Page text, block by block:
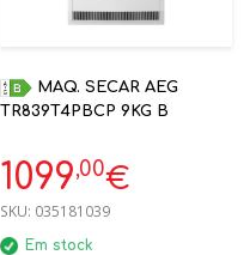
TR839T4PBCP 9KG B
1099,00€
SKU: 035181039
Em stock